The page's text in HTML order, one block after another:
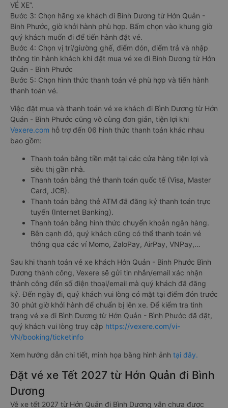
VÉ XE”.
Bước 3: Chọn hãng xe khách đi Bình Dương từ Hớn Quản -
Bình Phước, giờ khởi hành phù hợp. Bấm chọn vào khung giờ
quý khách muốn đi để tiến hành đặt vé.
Bước 4: Chọn vị trí/giường ghế, điểm đón, điểm trả và nhập
thông tin hành khách khi đặt mua vé xe đi Bình Dương từ Hớn
Quản - Bình Phước
Bước 5: Chọn hình thức thanh toán vé phù hợp và tiến hành
thanh toán vé.
Việc đặt mua và thanh toán vé xe khách đi Bình Dương từ Hớn
Quản - Bình Phước cũng vô cùng đơn giản, tiện lợi khi
Vexere.com hỗ trợ đến 06 hình thức thanh toán khác nhau
bao gồm:
Thanh toán bằng tiền mặt tại các cửa hàng tiện lợi và
siêu thị gần nhà.
Thanh toán bằng thẻ thanh toán quốc tế (Visa, Master
Card, JCB).
Thanh toán bằng thẻ ATM đã đăng ký thanh toán trực
tuyến (Internet Banking).
Thanh toán bằng hình thức chuyển khoản ngân hàng.
Bên cạnh đó, quý khách cũng có thể thanh toán vé
thông qua các ví Momo, ZaloPay, AirPay, VNPay,…
Sau khi thanh toán vé xe khách Hớn Quản - Bình Phước Bình
Dương thành công, Vexere sẽ gửi tin nhắn/email xác nhận
thành công đến số điện thoại/email mà quý khách đã đăng
ký. Đến ngày đi, quý khách vui lòng có mặt tại điểm đón trước
30 phút giờ khởi hành để chuẩn bị lên xe. Để kiểm tra tình
trạng vé xe đi Bình Dương từ Hớn Quản - Bình Phước đã đặt,
quý khách vui lòng truy cập https://vexere.com/vi-
VN/booking/ticketinfo
Xem hướng dẫn chi tiết, minh họa bằng hình ảnh tại đây.
Đặt vé xe Tết 2027 từ Hớn Quản đi Bình
Dương
Vé xe tết 2027 từ Hớn Quản đi Bình Dương vẫn chưa được